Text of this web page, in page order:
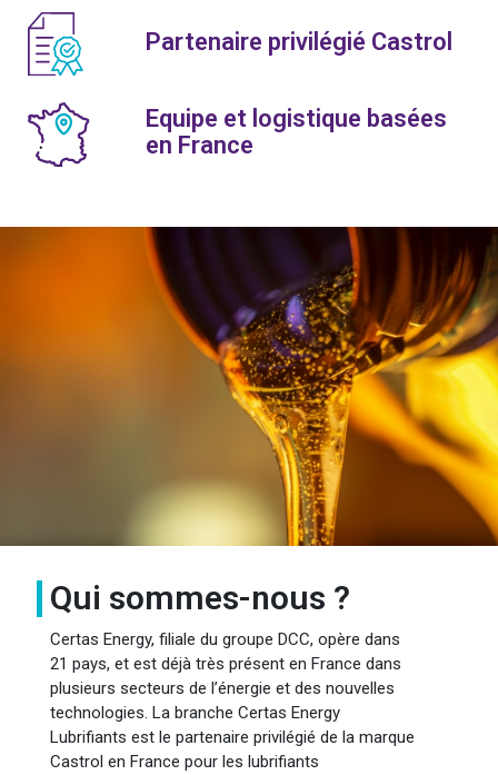
Partenaire privilégié Castrol
Equipe et logistique basées
en France
Qui sommes-nous ?
Certas Energy, filiale du groupe DCC, opère dans
21 pays, et est déjà très présent en France dans
plusieurs secteurs de l’énergie et des nouvelles
technologies. La branche Certas Energy
Lubrifiants est le partenaire privilégié de la marque
Castrol en France pour les lubrifiants